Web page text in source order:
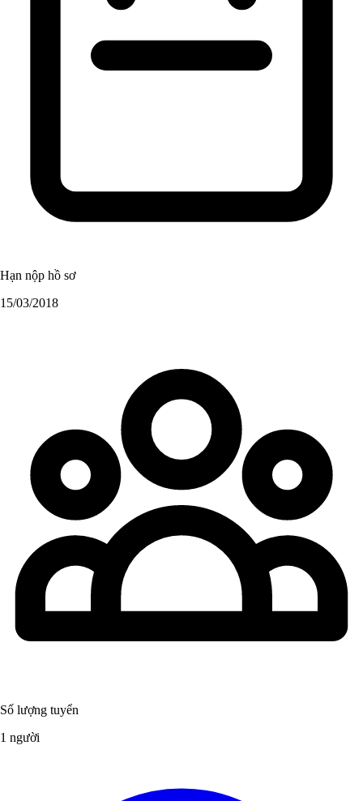
Hạn nộp hồ sơ
15/03/2018
Số lượng tuyển
1 người